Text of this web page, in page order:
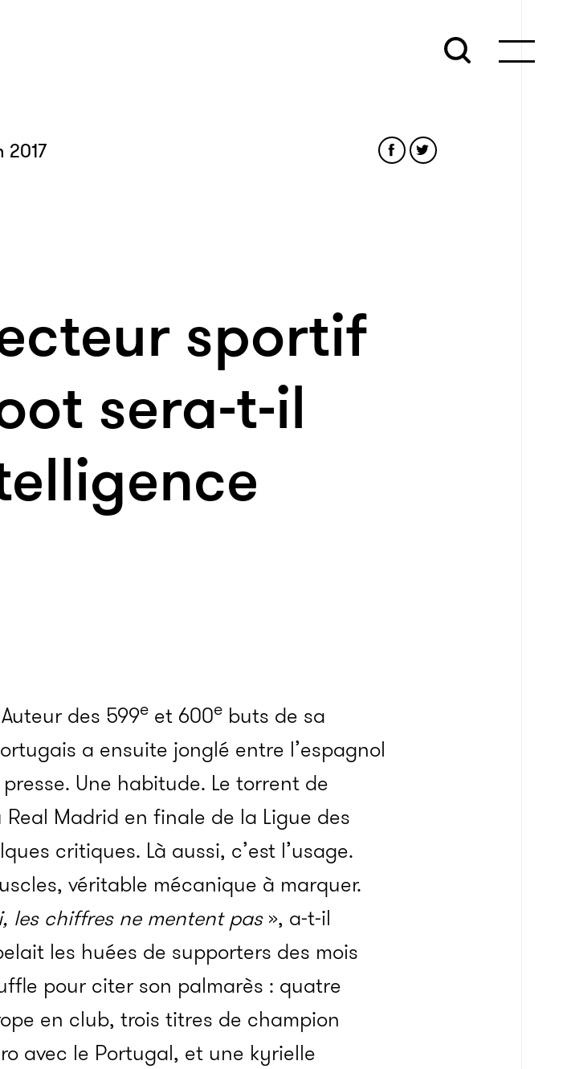
2017
sportif
sera-t-il
des 599eet 600ebuts de sa
a ensuite jonglé entre l’espagnol
Une habitude. Le torrent de
Madrid en finale de la Ligue des
critiques. Là aussi, c’est l’usage.
véritable mécanique à marquer.
les chiffres ne mentent pas», a-t-il
les huées de supporters des mois
pour citer son palmarès : quatre
en club, trois titres de champion
avec le Portugal, et une kyrielle